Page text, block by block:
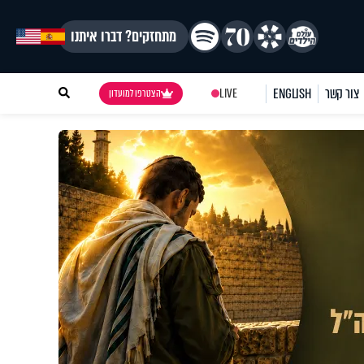
מתחזקים? דברו איתנו
צור קשר ENGLISH
LIVE הצטרפו למועדון